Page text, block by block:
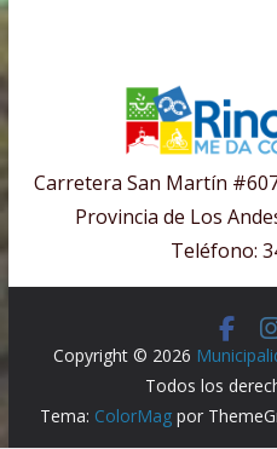
Carretera San Martín
Provincia de Los
Teléfono:
Copyright © 2026
Todos los
Tema: ColorMag por